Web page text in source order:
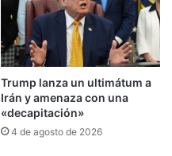
Trump lanza un ultimátum a
Irán y amenaza con una
«decapitación»
4 de agosto de 2026